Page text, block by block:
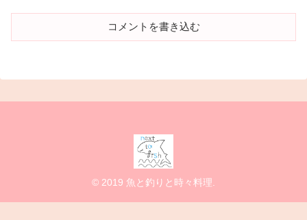
コメントを書き込む
© 2019 魚と釣りと時々料理.